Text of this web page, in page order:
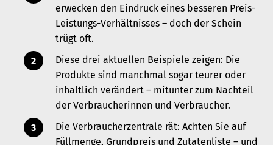
erwecken den Eindruck eines besseren Preis-
Leistungs-Verhältnisses – doch der Schein
trügt oft.
Diese drei aktuellen Beispiele zeigen: Die
Produkte sind manchmal sogar teurer oder
inhaltlich verändert – mitunter zum Nachteil
der Verbraucherinnen und Verbraucher.
Die Verbraucherzentrale rät: Achten Sie auf
Füllmenge, Grundpreis und Zutatenliste – und